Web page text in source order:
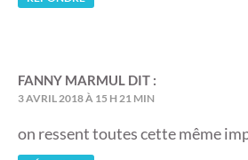
FANNY MARMUL DIT :
3 AVRIL 2018 À 15 H 21 MIN
on ressent toutes cette même